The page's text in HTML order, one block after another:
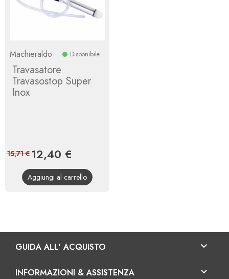
Machieraldo Disponibile
Travasatore
Travasostop Super
Inox
Prezzo
12,40 €
base
15,71 €
Aggiungi al carrello
GUIDA ALL' ACQUISTO 
INFORMAZIONI & ASSISTENZA 